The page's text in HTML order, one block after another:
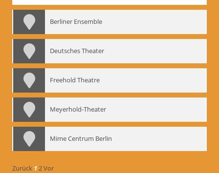
Berliner Ensemble
Deutsches Theater
Freehold Theatre
Meyerhold-Theater
Mime Centrum Berlin
Zurück 12Vor